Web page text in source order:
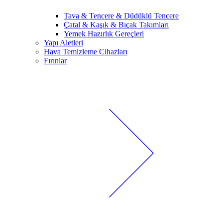
Tava & Tencere & Düdüklü Tencere
Çatal & Kaşık & Bıçak Takımları
Yemek Hazırlık Gereçleri
Yapı Aletleri
Hava Temizleme Cihazları
Fırınlar